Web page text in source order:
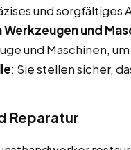
und
und
und Maschinen,
: Sie stellen sicher,
Reparatur